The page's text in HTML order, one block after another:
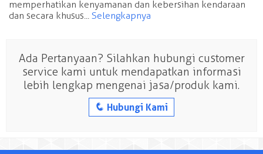
memperhatikan kenyamanan dan kebersihan kendaraan
dan secara khusus... Selengkapnya
Ada Pertanyaan? Silahkan hubungi customer
service kami untuk mendapatkan informasi
lebih lengkap mengenai jasa/produk kami.
q Hubungi Kami